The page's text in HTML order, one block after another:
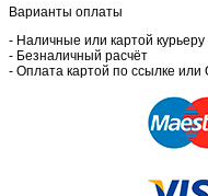
Варианты оплаты
- Наличные или картой курьеру
- Безналичный расчёт
- Оплата картой по ссылке или